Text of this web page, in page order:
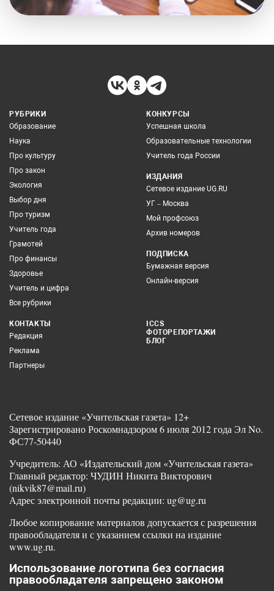
РУБРИКИ
Образование
Наука
Про культуру
Про закон
Экология
Выбор дня
Про туризм
Учитель года
Грамотей
Про финансы
Здоровье
Учитель и цифра
Все рубрики
КОНКУРСЫ
Успешная школа
Образовательные технологии
Учитель года России
ИЗДАНИЯ
Сетевое издание UG.RU
УГ – Москва
Мой профсоюз
Архив номеров
ПОДПИСКА
Бумажная версия
Онлайн-версия
КОНТАКТЫ
Редакция
Реклама
Партнеры
ICCS
ФОТОРЕПОРТАЖИ
БЛОГ
Сетевое издание «Учительская газета» 12+
Зарегистрировано Роскомнадзором 6 июля 2012 года Эл No.
ФС77-50440
Учредитель: АО «Издательский дом «Учительская газета»
Главный редактор: ЧУДИН Никита Викторович
(nikvik87@mail.ru)
Адрес электронной почты редакции: ug@ug.ru
Любое копирование материалов допускается с разрешения
правообладателя и с указанием ссылки на издание
www.ug.ru.
Использование логотипа без согласия
правообладателя запрещено законом